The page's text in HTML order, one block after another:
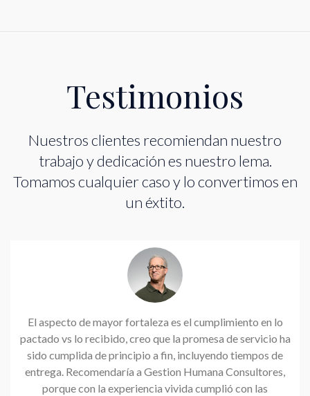
Testimonios
Nuestros clientes recomiendan nuestro
trabajo y dedicación es nuestro lema.
Tomamos cualquier caso y lo convertimos en
un éxtito.
El aspecto de mayor fortaleza es el cumplimiento en lo
pactado vs lo recibido, creo que la promesa de servicio ha
sido cumplida de principio a fin, incluyendo tiempos de
entrega. Recomendaría a Gestion Humana Consultores,
porque con la experiencia vivida cumplió con las